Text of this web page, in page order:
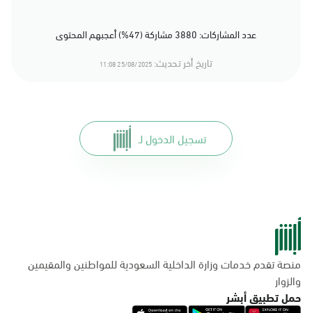
عدد المشاركات: 3880 مشاركة (47%) أعجبهم المحتوى
تاريخ أخر تحديث: 25/08/2025 11:08
تسجيل الدخول لـ
منصة تقدم خدمات وزارة الداخلية السعودية للمواطنين والمقيمين
والزوار
حمل تطبيق أبشر